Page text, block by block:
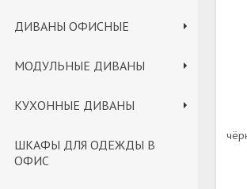
ДИВАНЫ ОФИСНЫЕ
МОДУЛЬНЫЕ ДИВАНЫ
КУХОННЫЕ ДИВАНЫ
ШКАФЫ ДЛЯ ОДЕЖДЫ В
ОФИС